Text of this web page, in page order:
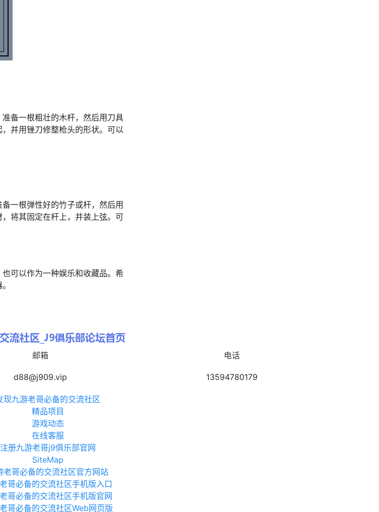
备一根粗壮的木杆，然后用刀具
并用锉刀修整枪头的形状。可以
一根弹性好的竹子或杆，然后用
将其固定在杆上，并装上弦。可
可以作为一种娱乐和收藏品。希
邮箱
d88@j909.vip
电话
13594780179
现九游老哥必备的交流社区
精品项目
游戏动态
在线客服
注册九游老哥j9俱乐部官网
SiteMap
老哥必备的交流社区官方网站
哥必备的交流社区手机版入口
哥必备的交流社区手机版官网
哥必备的交流社区Web网页版